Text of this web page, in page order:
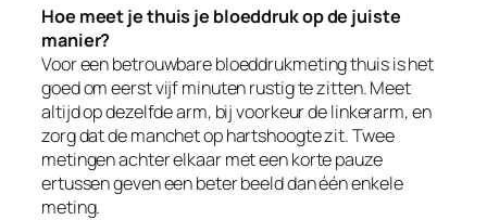
Hoe meet je thuis je bloeddruk op de juiste
manier?
Voor een betrouwbare bloeddrukmeting thuis is het
goed om eerst vijf minuten rustig te zitten. Meet
altijd op dezelfde arm, bij voorkeur de linkerarm, en
zorg dat de manchet op hartshoogte zit. Twee
metingen achter elkaar met een korte pauze
ertussen geven een beter beeld dan één enkele
meting.